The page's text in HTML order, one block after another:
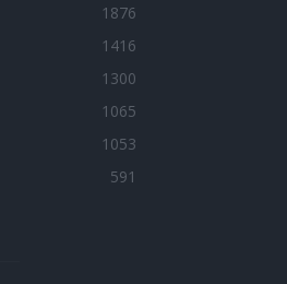
1876
1416
1300
1065
1053
591